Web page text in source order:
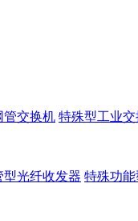
管交换机 特殊型工业
型光纤收发器 特殊功